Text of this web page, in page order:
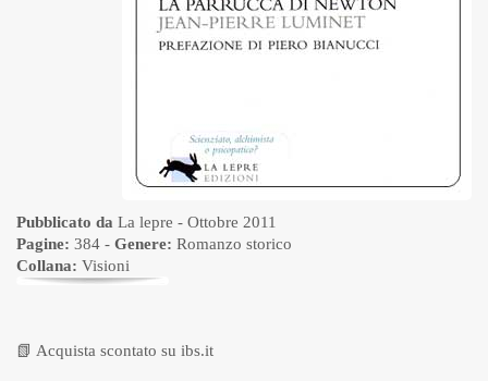
Pubblicato da La lepre - Ottobre 2011
Pagine: 384 - Genere: Romanzo storico
Collana: Visioni
📗 Acquista scontato su ibs.it